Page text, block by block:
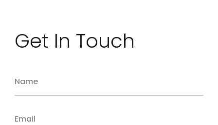
Get In Touch
Name
Email